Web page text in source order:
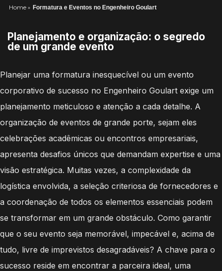
Home » Formatura e Eventos no Engenheiro Goulart
Planejamento e organização: o segredo
de um grande evento
Planejar uma formatura inesquecível ou um evento
corporativo de sucesso no Engenheiro Goulart exige um
planejamento meticuloso e atenção a cada detalhe. A
organização de eventos de grande porte, sejam eles
celebrações acadêmicas ou encontros empresariais,
apresenta desafios únicos que demandam expertise e uma
visão estratégica. Muitas vezes, a complexidade da
logística envolvida, a seleção criteriosa de fornecedores e
a coordenação de todos os elementos essenciais podem
se transformar em um grande obstáculo. Como garantir
que o seu evento seja memorável, impecável e, acima de
tudo, livre de imprevistos desagradáveis? A chave para o
sucesso reside em encontrar a parceira ideal, uma